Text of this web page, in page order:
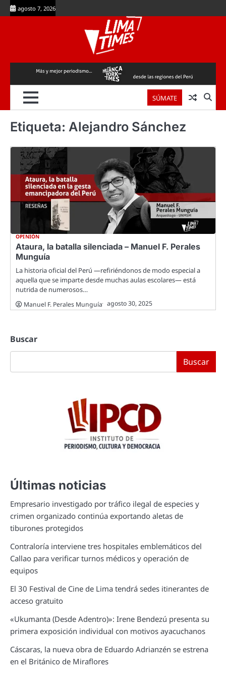
Skip
to
agosto 7, 2026
SÚMATE
Etiqueta: Alejandro Sánchez
OPINIÓN
Ataura, la batalla silenciada – Manuel F. Perales
Munguía
La historia oficial del Perú —refiriéndonos de modo especial a
aquella que se imparte desde muchas aulas escolares— está
nutrida de numerosos…
Manuel F. Perales Munguía agosto 30, 2025
Buscar
Buscar
Últimas noticias
Empresario investigado por tráfico ilegal de especies y
crimen organizado continúa exportando aletas de
tiburones protegidos
Contraloría interviene tres hospitales emblemáticos del
Callao para verificar turnos médicos y operación de
equipos
El 30 Festival de Cine de Lima tendrá sedes itinerantes de
acceso gratuito
«Ukumanta (Desde Adentro)»: Irene Bendezú presenta su
primera exposición individual con motivos ayacuchanos
Cáscaras, la nueva obra de Eduardo Adrianzén se estrena
en el Británico de Miraflores